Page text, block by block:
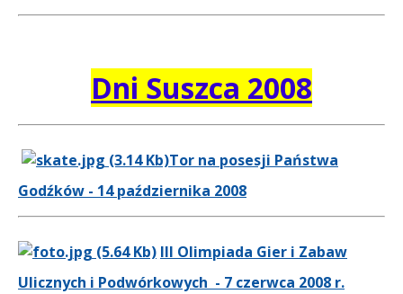
Dni Suszca 2008
Tor na posesji Państwa
Godźków - 14 października 2008
III Olimpiada Gier i Zabaw
Ulicznych i Podwórkowych - 7 czerwca 2008 r.